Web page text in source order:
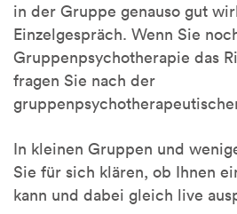
in der Gruppe genauso gut
Einzelgespräch. Wenn Sie
Gruppenpsychotherapie das
fragen Sie nach der
In kleinen Gruppen und
Sie für sich klären, ob Ihnen
kann und dabei gleich live